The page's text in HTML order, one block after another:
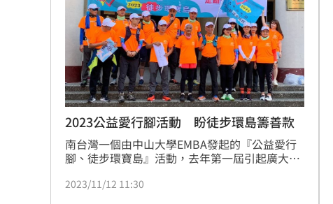
2023公益愛行腳活動 盼徒步環島籌善款
南台灣一個由中山大學EMBA發起的『公益愛行
腳、徒步環寶島』活動，去年第一屆引起廣大迴
召8人參與全程環島活動，最後活動參與人數超
2023/11/12 11:30